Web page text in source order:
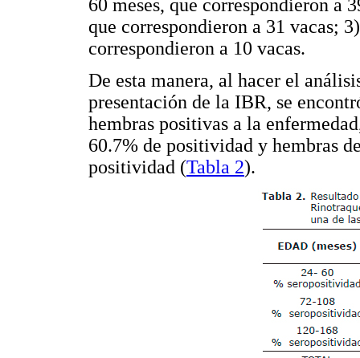
60 meses, que correspondieron a
que correspondieron a 31 vacas;
correspondieron a 10 vacas.
De esta manera, al hacer el
presentación de la IBR, se
hembras positivas a la
60.7% de positividad y hembras
positividad (Tabla 2).